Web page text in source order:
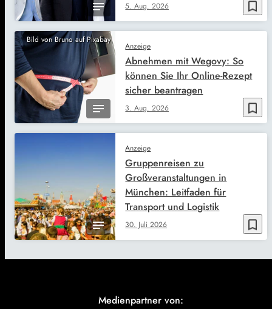
bookmark_border
5. Aug. 2026
Bild von Bruno auf Pixabay
bookmark_border
Anzeige
3. Aug. 2026
Abnehmen mit Wegovy: So
können Sie Ihr Online-Rezept
sicher beantragen
bookmark_border
Anzeige
30. Juli 2026
Gruppenreisen zu
Großveranstaltungen in
München: Leitfaden für
Transport und Logistik
Medienpartner von: